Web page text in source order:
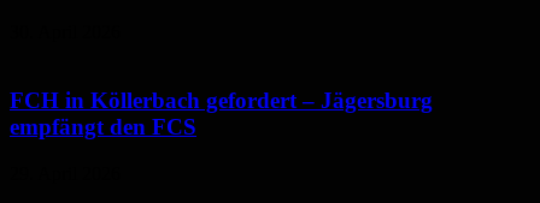
FCH in Köllerbach gefordert – Jägersburg
empfängt den FCS